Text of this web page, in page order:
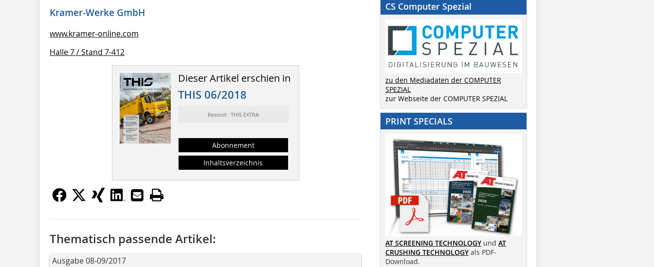
Kramer-Werke GmbH
www.kramer-online.com
Halle 7 / Stand 7-412
Dieser Artikel erschien in
THIS 06/2018
Ressort: THIS EXTRA
Abonnement
Inhaltsverzeichnis
Thematisch passende Artikel:
Ausgabe 08-09/2017
CS Computer Spezial
zu den Mediadaten der COMPUTER
SPEZIAL
zur Webseite der COMPUTER SPEZIAL
PRINT SPECIALS
AT SCREENING TECHNOLOGY und AT
CRUSHING TECHNOLOGY als PDF-
Download.